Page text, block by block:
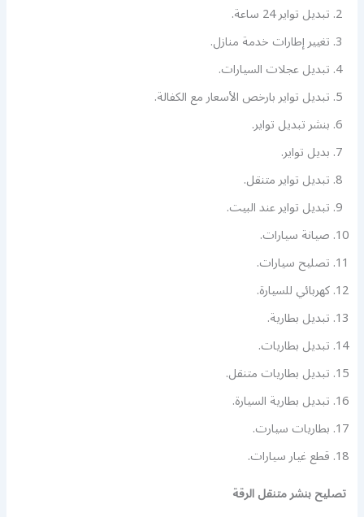
تبديل تواير 24 ساعة.
تغيير إطارات خدمة منازل.
تبديل عجلات السيارات.
تبديل تواير بارخص الأسعار مع الكفالة.
بنشر تبديل تواير.
بديل تواير.
تبديل تواير متنقل.
تبديل تواير عند البيت.
صيانة سيارات.
تصليح سيارات.
كهربائي للسيارة.
تبديل بطارية.
تبديل بطاريات.
تبديل بطاريات متنقل.
تبديل بطارية السيارة.
بطاريات سيارت.
قطع غيار سيارات.
تصليح بنشر متنقل الرقة